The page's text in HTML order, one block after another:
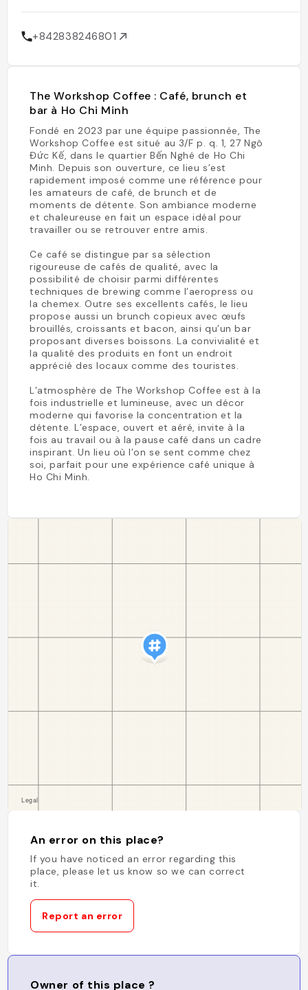
+842838246801
The Workshop Coffee : Café, brunch et
bar à Ho Chi Minh
Fondé en 2023 par une équipe passionnée, The
Workshop Coffee est situé au 3/F p. q. 1, 27 Ngô
Đức Kế, dans le quartier Bến Nghé de Ho Chi
Minh. Depuis son ouverture, ce lieu s’est
rapidement imposé comme une référence pour
les amateurs de café, de brunch et de
moments de détente. Son ambiance moderne
et chaleureuse en fait un espace idéal pour
travailler ou se retrouver entre amis.
Ce café se distingue par sa sélection
rigoureuse de cafés de qualité, avec la
possibilité de choisir parmi différentes
techniques de brewing comme l’aeropress ou
la chemex. Outre ses excellents cafés, le lieu
propose aussi un brunch copieux avec œufs
brouillés, croissants et bacon, ainsi qu’un bar
proposant diverses boissons. La convivialité et
la qualité des produits en font un endroit
apprécié des locaux comme des touristes.
L’atmosphère de The Workshop Coffee est à la
fois industrielle et lumineuse, avec un décor
moderne qui favorise la concentration et la
détente. L’espace, ouvert et aéré, invite à la
fois au travail ou à la pause café dans un cadre
inspirant. Un lieu où l’on se sent comme chez
soi, parfait pour une expérience café unique à
Ho Chi Minh.
An error on this place?
If you have noticed an error regarding this
place, please let us know so we can correct
it.
Report an error
Owner of this place ?